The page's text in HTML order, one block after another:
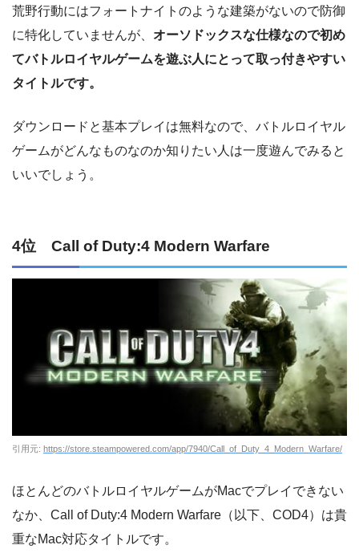
荒野行動にはフォートナイトのような建築がないので防御
に特化していませんが、 オーソドックスな仕様なので初め
てバトルロイヤルゲームを遊ぶ人にとって取っ付きやすい
タイトルです。
ダウンロードと基本プレイは無料なので、バトルロイヤル
ゲームがどんなものなのか知りたい人は一度遊んでみると
いいでしょう。
4位 Call of Duty:4 Modern Warfare
引用元: https://store.steampowered.com/app/7940/Call_of_Duty_4_Modern_Warfare/
ほとんどのバトルロイヤルゲームがMacでプレイできない
なか、Call of Duty:4 Modern Warfare（以下、COD4）は貴
重なMac対応タイトルです。